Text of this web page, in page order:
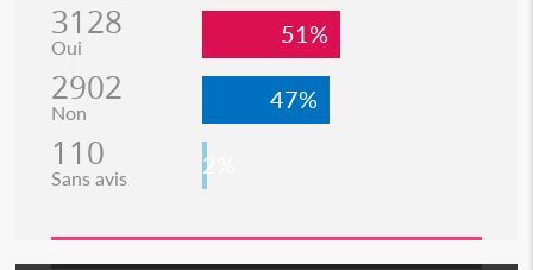
3128
Oui 51%
2902
Non 47%
110
Sans avis 2%